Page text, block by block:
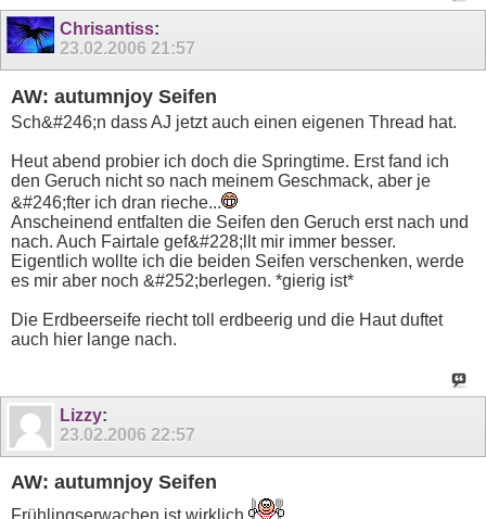
Chrisantiss:
23.02.2006 21:57
AW: autumnjoy Seifen
Sch&#246;n dass AJ jetzt auch einen eigenen Thread hat.
Heut abend probier ich doch die Springtime. Erst fand ich
den Geruch nicht so nach meinem Geschmack, aber je
&#246;fter ich dran rieche...
Anscheinend entfalten die Seifen den Geruch erst nach und
nach. Auch Fairtale gef&#228;llt mir immer besser.
Eigentlich wollte ich die beiden Seifen verschenken, werde
es mir aber noch &#252;berlegen. *gierig ist*
Die Erdbeerseife riecht toll erdbeerig und die Haut duftet
auch hier lange nach.
Lizzy:
23.02.2006 22:57
AW: autumnjoy Seifen
Frühlingserwachen ist wirklich